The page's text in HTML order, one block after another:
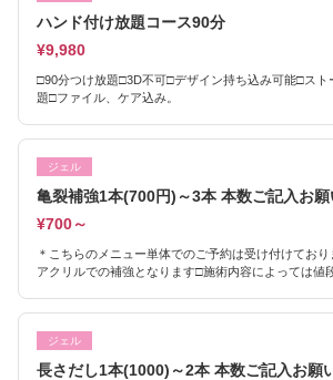
ハンド付け放題コース90分
¥9,980
□90分つけ放題□3D不可□デザイン持ち込み可能□スト
題□ファイル、ケア込み。
ジェル
亀裂補強1本(700円)～3本 本数ご記入お
¥700～
＊こちらのメニュー単体でのご予約は受け付けてお
アクリルでの補強となります□施術内容によっては値
ジェル
長さだし1本(1000)～2本 本数ご記入お願